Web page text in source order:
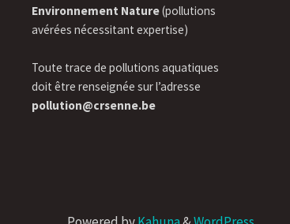
Environnement Nature(pollutions
avérées nécessitant expertise)
Toute trace de pollutions aquatiques
doit être renseignée sur l’adresse
pollution@crsenne.be